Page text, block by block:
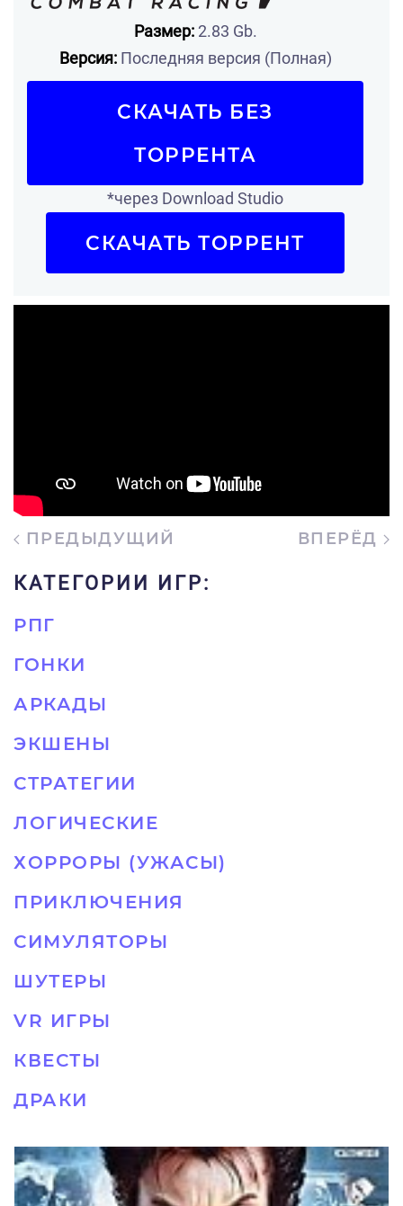
Размер:2.83 Gb.
Версия:Последняя версия (Полная)
СКАЧАТЬ БЕЗ
ТОРРЕНТА
*через Download Studio
СКАЧАТЬ ТОРРЕНТ
ПРЕДЫДУЩИЙ ВПЕРЁД
КАТЕГОРИИ ИГР:
РПГ
ГОНКИ
АРКАДЫ
ЭКШЕНЫ
СТРАТЕГИИ
ЛОГИЧЕСКИЕ
ХОРРОРЫ (УЖАСЫ)
ПРИКЛЮЧЕНИЯ
СИМУЛЯТОРЫ
ШУТЕРЫ
VR ИГРЫ
КВЕСТЫ
ДРАКИ